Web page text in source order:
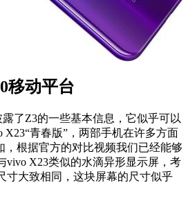
移动平台
了Z3的一些基本信息，它似乎可以
X23“青春版”，两部手机在许多方面
，根据官方的对比视频我们已经能够
vivo X23类似的水滴异形显示屏，考
寸大致相同，这块屏幕的尺寸似乎